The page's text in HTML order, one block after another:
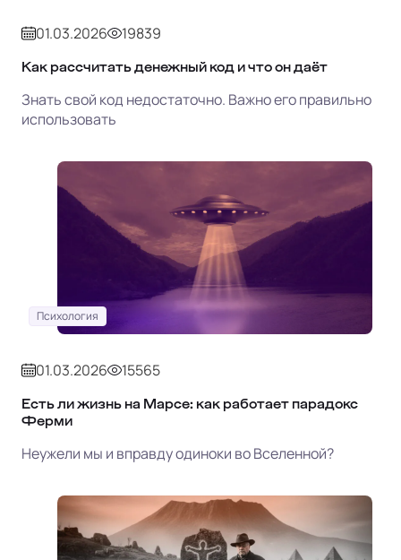
01.03.2026 19839
Как рассчитать денежный код и что он даёт
Знать свой код недостаточно. Важно его правильно
использовать
Психология
01.03.2026 15565
Есть ли жизнь на Марсе: как работает парадокс
Ферми
Неужели мы и вправду одиноки во Вселенной?